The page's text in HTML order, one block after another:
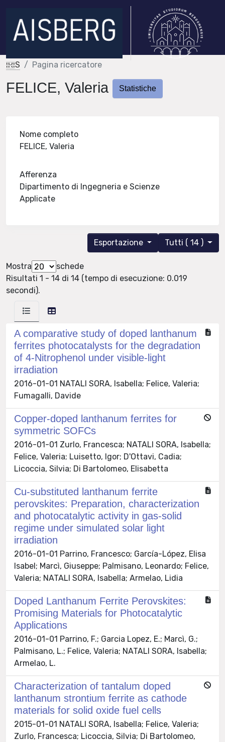
IRIS Pagina ricercatore
FELICE, Valeria Statistiche
Nome completo
FELICE, Valeria
Afferenza
Dipartimento di Ingegneria e Scienze
Applicate
Tutti ( 14 )
Esportazione
Mostra
schede
Risultati 1 - 14 di 14 (tempo di esecuzione: 0.019
secondi).
A comparative study of doped lanthanum
ferrites photocatalysts for the degradation
of 4-Nitrophenol under visible-light
irradiation
2016-01-01 NATALI SORA, Isabella; Felice, Valeria;
Fumagalli, Davide
Copper-doped lanthanum ferrites for
symmetric SOFCs
2016-01-01 Zurlo, Francesca; NATALI SORA, Isabella;
Felice, Valeria; Luisetto, Igor; D'Ottavi, Cadia;
Licoccia, Silvia; Di Bartolomeo, Elisabetta
Cu-substituted lanthanum ferrite
perovskites: Preparation, characterization
and photocatalytic activity in gas-solid
regime under simulated solar light
irradiation
2016-01-01 Parrino, Francesco; García-López, Elisa
Isabel; Marcì, Giuseppe; Palmisano, Leonardo; Felice,
Valeria; NATALI SORA, Isabella; Armelao, Lidia
Doped Lanthanum Ferrite Perovskites:
Promising Materials for Photocatalytic
Applications
2016-01-01 Parrino, F.; Garcia Lopez, E.; Marcì, G.;
Palmisano, L.; Felice, Valeria; NATALI SORA, Isabella;
Armelao, L.
Characterization of tantalum doped
lanthanum strontium ferrite as cathode
materials for solid oxide fuel cells
2015-01-01 NATALI SORA, Isabella; Felice, Valeria;
Zurlo, Francesca; Licoccia, Silvia; Di Bartolomeo,